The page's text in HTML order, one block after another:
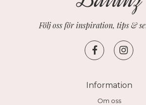
Följ oss för inspiration, tips &
Information
Om oss